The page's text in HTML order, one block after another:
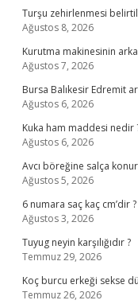
Turşu zehirlenmesi
Ağustos 8, 2026
Kurutma makinesinin
Ağustos 7, 2026
Bursa Balıkesir Edremit
Ağustos 6, 2026
Kuka ham maddesi nedir
Ağustos 6, 2026
Avcı böreğine salça
Ağustos 5, 2026
6 numara saç kaç cm’dir ?
Ağustos 3, 2026
Tuyug neyin karşılığıdır ?
Temmuz 29, 2026
Koç burcu erkeği sekse
Temmuz 26, 2026